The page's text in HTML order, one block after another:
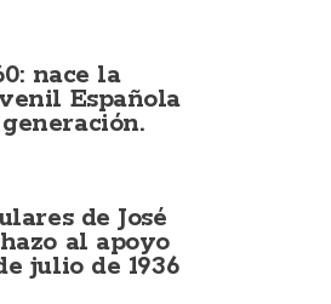
nace la
Española
de José
al apoyo
julio de 1936